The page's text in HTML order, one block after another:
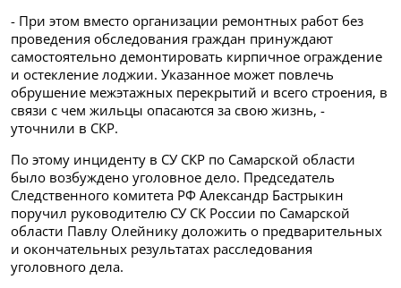
- При этом вместо организации ремонтных работ без
проведения обследования граждан принуждают
самостоятельно демонтировать кирпичное ограждение
и остекление лоджии. Указанное может повлечь
обрушение межэтажных перекрытий и всего строения, в
связи с чем жильцы опасаются за свою жизнь, -
уточнили в СКР.
По этому инциденту в СУ СКР по Самарской области
было возбуждено уголовное дело. Председатель
Следственного комитета РФ Александр Бастрыкин
поручил руководителю СУ СК России по Самарской
области Павлу Олейнику доложить о предварительных
и окончательных результатах расследования
уголовного дела.